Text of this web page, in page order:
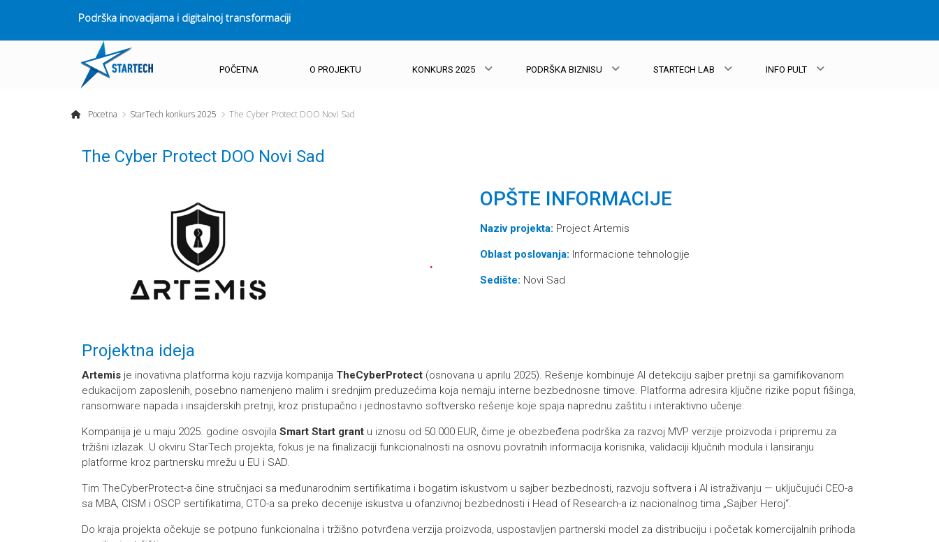
Podrška inovacijama i digitalnoj transformaciji
POČETNA O PROJEKTU KONKURS 2025 PODRŠKA BIZNISU STARTECH LAB INFO PULT
Pocetna StarTech konkurs 2025 The Cyber Protect DOO Novi Sad
The Cyber Protect DOO Novi Sad
OPŠTE INFORMACIJE
Naziv projekta: Project Artemis
Oblast poslovanja: Informacione tehnologije
Sedište: Novi Sad
Projektna ideja
Artemis je inovativna platforma koju razvija kompanija TheCyberProtect (osnovana u aprilu 2025). Rešenje kombinuje AI detekciju sajber pretnji sa gamifikovanom
edukacijom zaposlenih, posebno namenjeno malim i srednjim preduzećima koja nemaju interne bezbednosne timove. Platforma adresira ključne rizike poput fišinga,
ransomware napada i insajderskih pretnji, kroz pristupačno i jednostavno softversko rešenje koje spaja naprednu zaštitu i interaktivno učenje.
Kompanija je u maju 2025. godine osvojila Smart Start grant u iznosu od 50.000 EUR, čime je obezbeđena podrška za razvoj MVP verzije proizvoda i pripremu za
tržišni izlazak. U okviru StarTech projekta, fokus je na finalizaciji funkcionalnosti na osnovu povratnih informacija korisnika, validaciji ključnih modula i lansiranju
platforme kroz partnersku mrežu u EU i SAD.
Tim TheCyberProtect-a čine stručnjaci sa međunarodnim sertifikatima i bogatim iskustvom u sajber bezbednosti, razvoju softvera i AI istraživanju — uključujući CEO-a
sa MBA, CISM i OSCP sertifikatima, CTO-a sa preko decenije iskustva u ofanzivnoj bezbednosti i Head of Research-a iz nacionalnog tima „Sajber Heroj“.
Do kraja projekta očekuje se potpuno funkcionalna i tržišno potvrđena verzija proizvoda, uspostavljen partnerski model za distribuciju i početak komercijalnih prihoda